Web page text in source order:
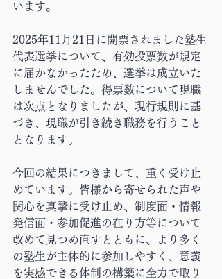
います。
2025年11月21日に開票されました塾生
代表選挙について、有効投票数が規定
に届かなかったため、選挙は成立いた
しませんでした。得票数について現職
は次点となりましたが、現行規則に基
づき、現職が引き続き職務を行うこと
となります。
今回の結果につきまして、重く受け止
めています。皆様から寄せられた声や
関心を真摯に受け止め、制度面・情報
発信面・参加促進の在り方等について
改めて見つめ直すとともに、より多く
の塾生が主体的に参加しやすく、意義
を実感できる体制の構築に全力で取り